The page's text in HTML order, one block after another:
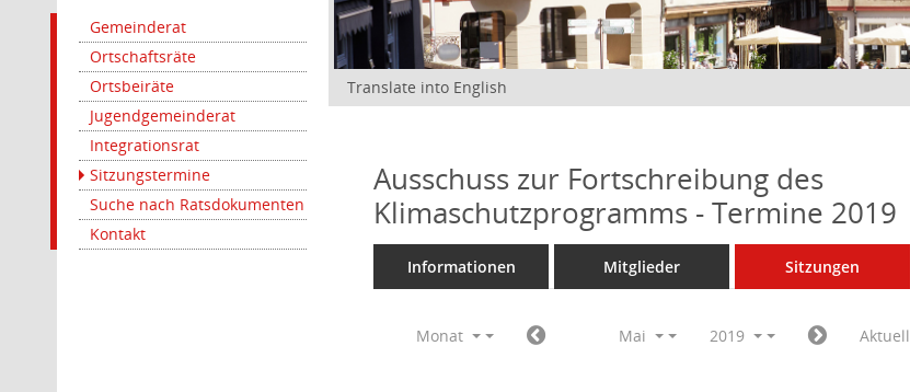
Gemeinderat
Ortschaftsräte
Ortsbeiräte
Jugendgemeinderat
Integrationsrat
Sitzungstermine
Suche nach Ratsdokumenten
Kontakt
Translate into English
Ausschuss zur Fortschreibung des
Klimaschutzprogramms - Termine 2019
Informationen Mitglieder Sitzungen
Monat Mai 2019 Aktuell